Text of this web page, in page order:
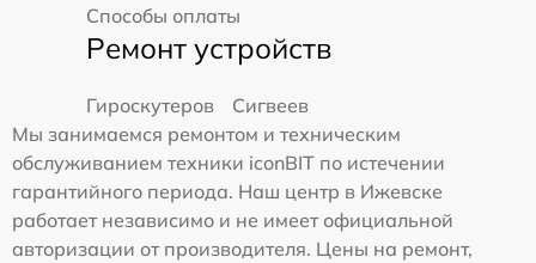
Способы оплаты
Ремонт устройств
Гироскутеров
Сигвеев
Мы занимаемся ремонтом и техническим
обслуживанием техники iconBIT по истечении
гарантийного периода. Наш центр в Ижевске
работает независимо и не имеет официальной
авторизации от производителя. Цены на ремонт,